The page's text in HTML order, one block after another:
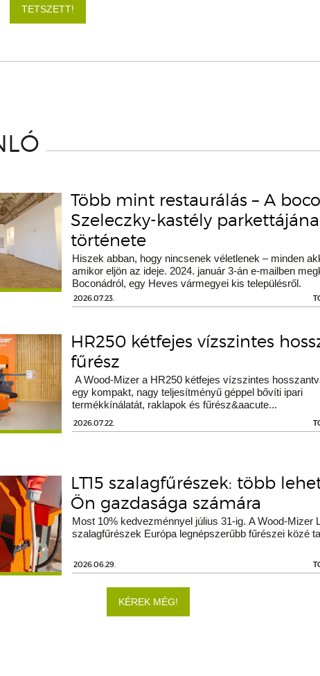
TETSZETT!
Több mint restaurálás – A
Szeleczky-kastély
története
Hiszek abban, hogy nincsenek véletlenek – minden
amikor eljön az ideje. 2024. január 3-án e-mailben
Boconádról, egy Heves vármegyei kis településről.
2026.07.23.
HR250 kétfejes vízszintes
fűrész
A Wood-Mizer a HR250 kétfejes vízszintes
egy kompakt, nagy teljesítményű géppel bővíti ipari
termékkínálatát, raklapok és fűrész&aacute...
2026.07.22.
LT15 szalagfűrészek: több
Ön gazdasága számára
Most 10% kedvezménnyel július 31-ig. A Wood-Mizer
szalagfűrészek Európa legnépszerűbb fűrészei közé
2026.06.29.
KÉREK MÉG!